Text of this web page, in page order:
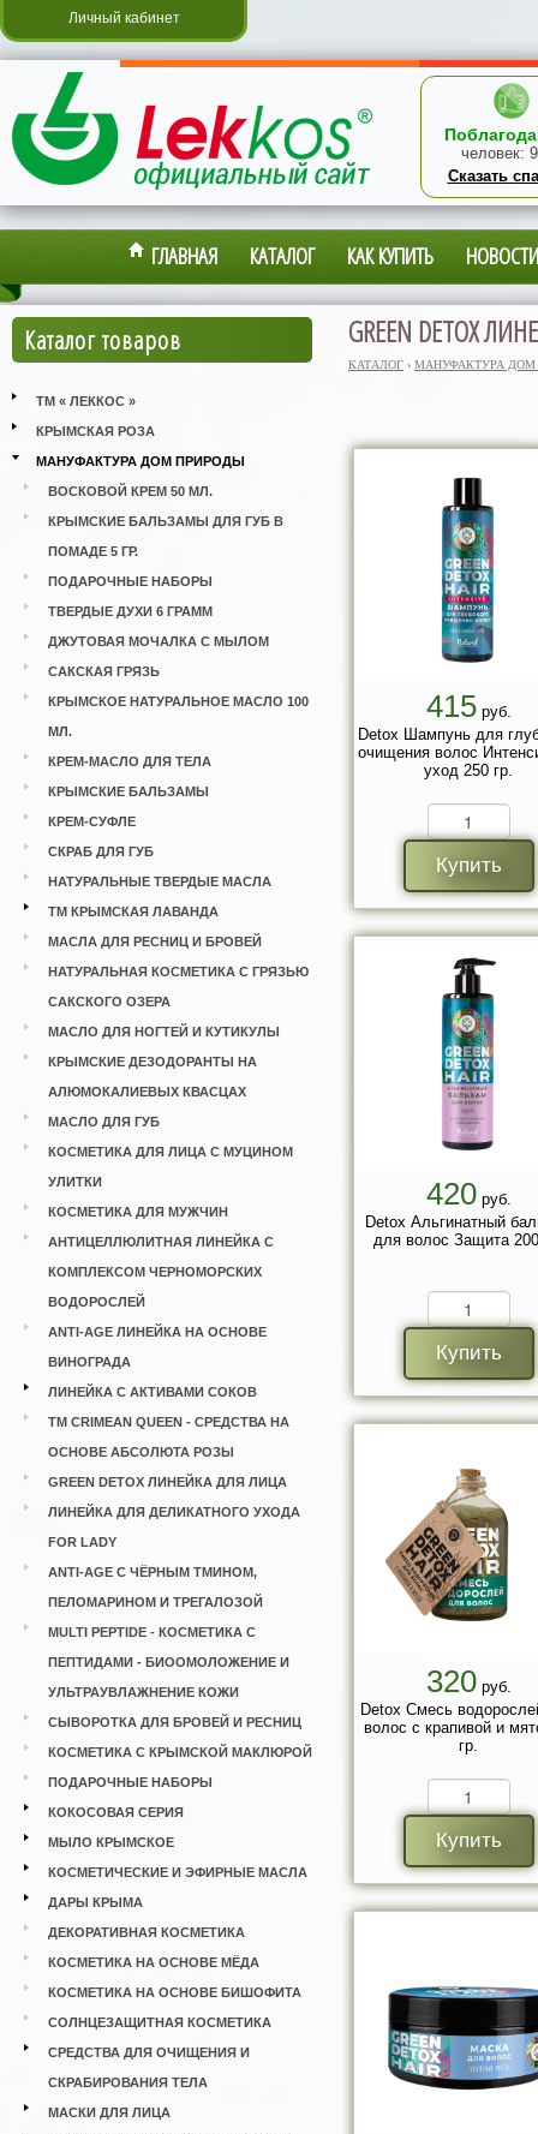
Личный кабинет
человек:
Сказать
ГЛАВНАЯ КАТАЛОГ КАК КУПИТЬ НОВОСТИ
Каталог товаров
ТМ « ЛЕККОС »
КРЫМСКАЯ РОЗА
МАНУФАКТУРА ДОМ ПРИРОДЫ
ВОСКОВОЙ КРЕМ 50 МЛ.
КРЫМСКИЕ БАЛЬЗАМЫ ДЛЯ ГУБ В
ПОМАДЕ 5 ГР.
ПОДАРОЧНЫЕ НАБОРЫ
ТВЕРДЫЕ ДУХИ 6 ГРАММ
ДЖУТОВАЯ МОЧАЛКА С МЫЛОМ
САКСКАЯ ГРЯЗЬ
КРЫМСКОЕ НАТУРАЛЬНОЕ МАСЛО 100
МЛ.
КРЕМ-МАСЛО ДЛЯ ТЕЛА
КРЫМСКИЕ БАЛЬЗАМЫ
КРЕМ-СУФЛЕ
СКРАБ ДЛЯ ГУБ
НАТУРАЛЬНЫЕ ТВЕРДЫЕ МАСЛА
ТМ КРЫМСКАЯ ЛАВАНДА
МАСЛА ДЛЯ РЕСНИЦ И БРОВЕЙ
НАТУРАЛЬНАЯ КОСМЕТИКА С ГРЯЗЬЮ
САКСКОГО ОЗЕРА
МАСЛО ДЛЯ НОГТЕЙ И КУТИКУЛЫ
КРЫМСКИЕ ДЕЗОДОРАНТЫ НА
АЛЮМОКАЛИЕВЫХ КВАСЦАХ
МАСЛО ДЛЯ ГУБ
КОСМЕТИКА ДЛЯ ЛИЦА С МУЦИНОМ
УЛИТКИ
КОСМЕТИКА ДЛЯ МУЖЧИН
АНТИЦЕЛЛЮЛИТНАЯ ЛИНЕЙКА С
КОМПЛЕКСОМ ЧЕРНОМОРСКИХ
ВОДОРОСЛЕЙ
ANTI-AGE ЛИНЕЙКА НА ОСНОВЕ
ВИНОГРАДА
ЛИНЕЙКА С АКТИВАМИ СОКОВ
ТМ CRIMEAN QUEEN - СРЕДСТВА НА
ОСНОВЕ АБСОЛЮТА РОЗЫ
GREEN DETOX ЛИНЕЙКА ДЛЯ ЛИЦА
ЛИНЕЙКА ДЛЯ ДЕЛИКАТНОГО УХОДА
FOR LADY
ANTI-AGE С ЧЁРНЫМ ТМИНОМ,
ПЕЛОМАРИНОМ И ТРЕГАЛОЗОЙ
MULTI PEPTIDE - КОСМЕТИКА С
ПЕПТИДАМИ - БИООМОЛОЖЕНИЕ И
УЛЬТРАУВЛАЖНЕНИЕ КОЖИ
СЫВОРОТКА ДЛЯ БРОВЕЙ И РЕСНИЦ
КОСМЕТИКА С КРЫМСКОЙ МАКЛЮРОЙ
ПОДАРОЧНЫЕ НАБОРЫ
КОКОСОВАЯ СЕРИЯ
МЫЛО КРЫМСКОЕ
КОСМЕТИЧЕСКИЕ И ЭФИРНЫЕ МАСЛА
ДАРЫ КРЫМА
ДЕКОРАТИВНАЯ КОСМЕТИКА
КОСМЕТИКА НА ОСНОВЕ МЁДА
КОСМЕТИКА НА ОСНОВЕ БИШОФИТА
СОЛНЦЕЗАЩИТНАЯ КОСМЕТИКА
СРЕДСТВА ДЛЯ ОЧИЩЕНИЯ И
СКРАБИРОВАНИЯ ТЕЛА
МАСКИ ДЛЯ ЛИЦА
GREEN DETOX
КАТАЛОГ › МАНУФАКТУРА
415руб.
Detox Шампунь для
очищения волос
уход 250 гр.
Купить
420руб.
Detox Альгинатный
для волос Защита
Купить
320руб.
Detox Смесь
волос с крапивой и
гр.
Купить